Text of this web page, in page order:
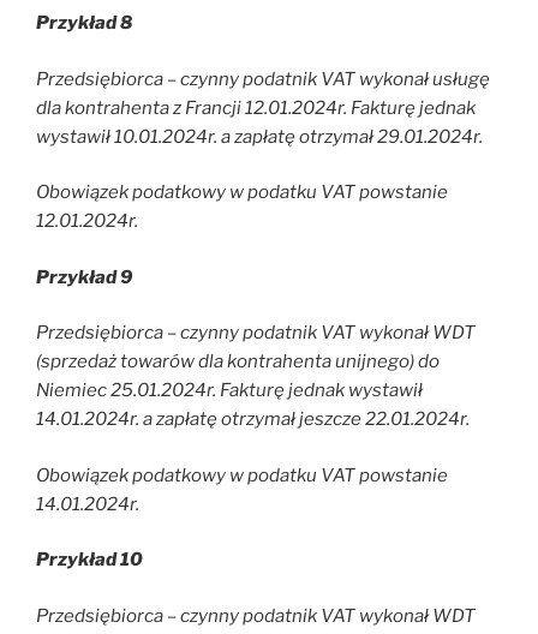
Przykład 8
Przedsiębiorca – czynny podatnik VAT wykonał usługę
dla kontrahenta z Francji 12.01.2024r. Fakturę jednak
wystawił 10.01.2024r. a zapłatę otrzymał 29.01.2024r.
Obowiązek podatkowy w podatku VAT powstanie
12.01.2024r.
Przykład 9
Przedsiębiorca – czynny podatnik VAT wykonał WDT
(sprzedaż towarów dla kontrahenta unijnego) do
Niemiec 25.01.2024r. Fakturę jednak wystawił
14.01.2024r. a zapłatę otrzymał jeszcze 22.01.2024r.
Obowiązek podatkowy w podatku VAT powstanie
14.01.2024r.
Przykład 10
Przedsiębiorca – czynny podatnik VAT wykonał WDT